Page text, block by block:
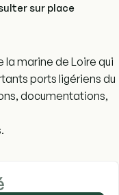
sur place
la marine de Loire qui
ports ligériens du
documentations,